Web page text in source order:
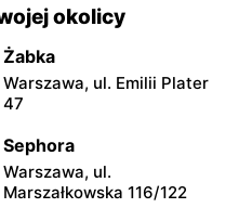
Grębów, ul. Wydrza 180
moje sklepy
Jeżowe, ul. Zalesie 77
Kamień, ul. Błonie 23
okolicy
Żabka
Warszawa, ul. Emilii Plater
47
Sephora
Warszawa, ul.
Marszałkowska 116/122